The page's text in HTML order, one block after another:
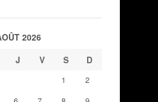
2026
J V S D
1
2